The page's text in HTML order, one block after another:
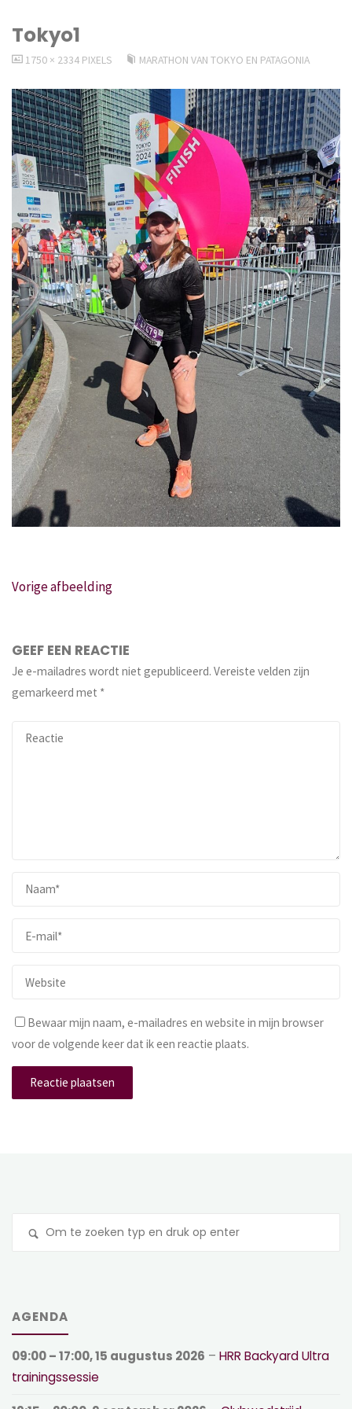
Tokyo1
VOLLEDIGE
1750 × 2334 PIXELS MARATHON VAN TOKYO EN PATAGONIA
Vorige afbeelding
GEEF EEN REACTIE
Je e-mailadres wordt niet gepubliceerd. Vereiste velden zijn
gemarkeerd met *
Bewaar mijn naam, e-mailadres en website in mijn browser
voor de volgende keer dat ik een reactie plaats.
AGENDA
09:00– 17:00,15 augustus 2026 –HRR Backyard Ultra
trainingssessie